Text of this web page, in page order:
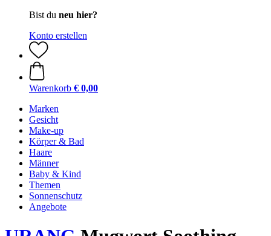
Bist du neu hier?
Konto erstellen
Warenkorb € 0,00
Marken
Gesicht
Make-up
Körper & Bad
Haare
Männer
Baby & Kind
Themen
Sonnenschutz
Angebote